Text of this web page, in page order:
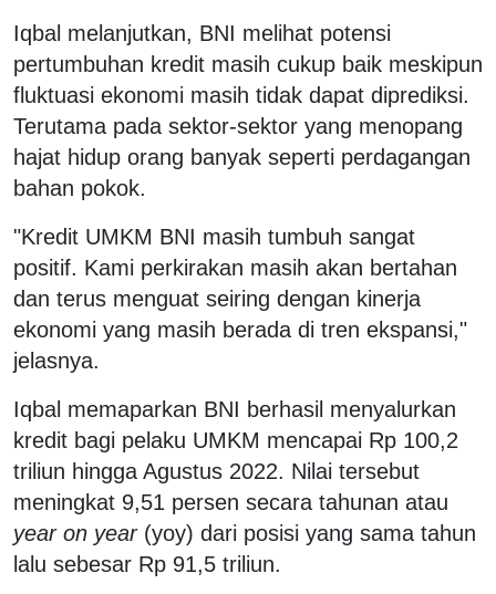
Iqbal melanjutkan, BNI melihat potensi
pertumbuhan kredit masih cukup baik meskipun
fluktuasi ekonomi masih tidak dapat diprediksi.
Terutama pada sektor-sektor yang menopang
hajat hidup orang banyak seperti perdagangan
bahan pokok.
"Kredit UMKM BNI masih tumbuh sangat
positif. Kami perkirakan masih akan bertahan
dan terus menguat seiring dengan kinerja
ekonomi yang masih berada di tren ekspansi,"
jelasnya.
Iqbal memaparkan BNI berhasil menyalurkan
kredit bagi pelaku UMKM mencapai Rp 100,2
triliun hingga Agustus 2022. Nilai tersebut
meningkat 9,51 persen secara tahunan atau
year on year(yoy) dari posisi yang sama tahun
lalu sebesar Rp 91,5 triliun.